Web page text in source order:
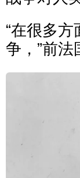
“在很多
争，”前